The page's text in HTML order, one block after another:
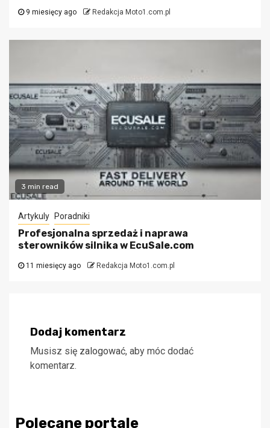
9 miesięcy ago Redakcja Moto1.com.pl
3 min read
Artykuly Poradniki
Profesjonalna sprzedaż i naprawa
sterowników silnika w EcuSale.com
11 miesięcy ago Redakcja Moto1.com.pl
Dodaj komentarz
Musisz się zalogować, aby móc dodać
komentarz.
Polecane portale